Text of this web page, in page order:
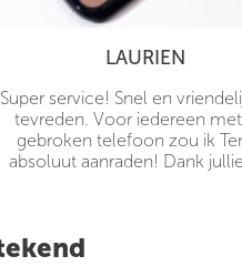
LAURIEN
Super service! Snel en
tevreden. Voor iedereen
gebroken telefoon zou ik
absoluut aanraden! Dank